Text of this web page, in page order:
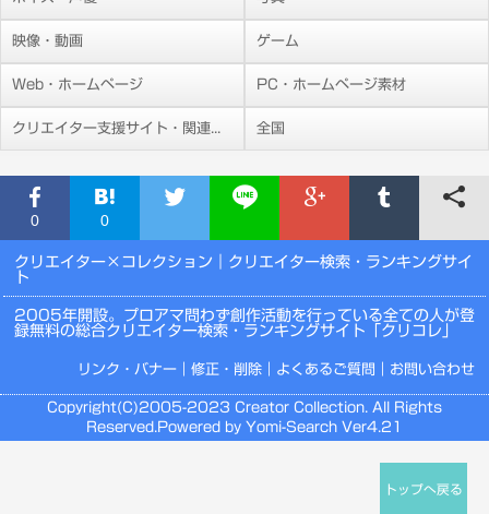
映像・動画 ゲーム
Web・ホームページ PC・ホームページ素材
クリエイター支援サイト・関連施設 全国
0 0
クリエイター×コレクション ｜クリエイター検索・ランキングサイ
ト
2005年開設。プロアマ問わず創作活動を行っている全ての人が登
録無料の総合クリエイター検索・ランキングサイト「クリコレ」
リンク・バナー 修正・削除 よくあるご質問 お問い合わせ
Copyright(C)2005-2023 Creator Collection. All Rights
Reserved.Powered by Yomi-Search Ver4.21
トップへ戻る